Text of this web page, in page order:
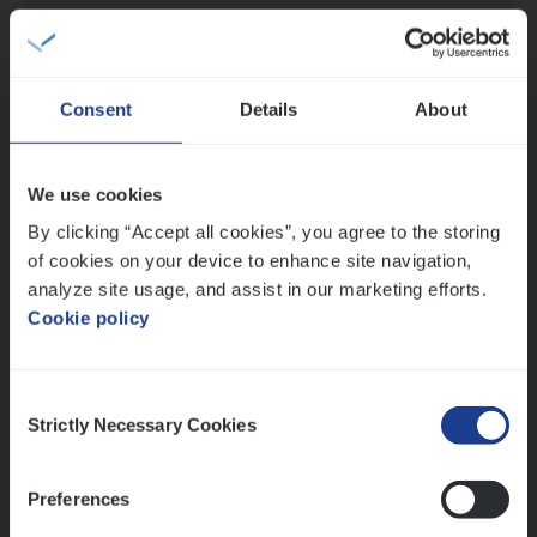
Consent Details About
We use cookies
By clicking “Accept all cookies”, you agree to the storing
of cookies on your device to enhance site navigation,
analyze site usage, and assist in our marketing efforts.
Cookie policy
Selection
Strictly Necessary Cookies
Preferences
Test Ana­lyst
IT, Change & Innovation
Antwerpen
Claims­hand­ler Fleet
Claims Management
Antwerpen
Mathias houdt van diepgaande dossiers én droge